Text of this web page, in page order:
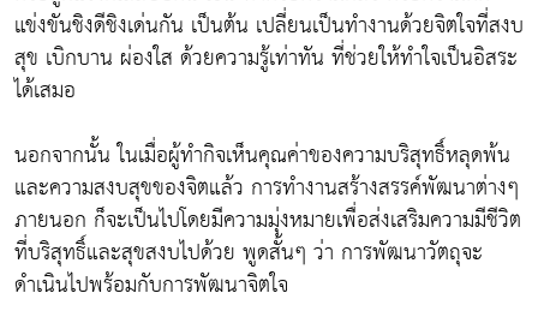
แข่งขันชิงดีชิงเด่นกัน เป็นต้น เปลี่ยนเป็นทำงานด้วยจิตใจที่สงบ
สุข เบิกบาน ผ่องใส ด้วยความรู้เท่าทัน ที่ช่วยให้ทำใจเป็นอิสระ
ได้เสมอ
นอกจากนั้น ในเมื่อผู้ทำกิจเห็นคุณค่าของความบริสุทธิ์หลุดพ้น
และความสงบสุขของจิตแล้ว การทำงานสร้างสรรค์พัฒนาต่างๆ
ภายนอก ก็จะเป็นไปโดยมีความมุ่งหมายเพื่อส่งเสริมความมีชีวิต
ที่บริสุทธิ์และสุขสงบไปด้วย พูดสั้นๆ ว่า การพัฒนาวัตถุจะ
ดำเนินไปพร้อมกับการพัฒนาจิตใจ